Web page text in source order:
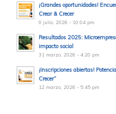
¡Grandes oportunidades!
Crear & Crecer
9 julio, 2026 - 10:04 pm
Resultados 2025:
impacto social
31 marzo, 2026 - 4:20 pm
¡Inscripciones abiertas!
Crecer”
12 marzo, 2026 - 5:45 pm